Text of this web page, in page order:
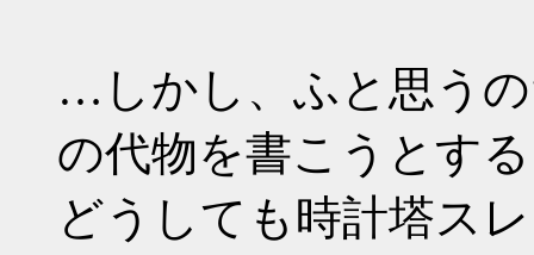
…しかし、ふと思う
の代物を書こうとす
どうしても時計塔ス